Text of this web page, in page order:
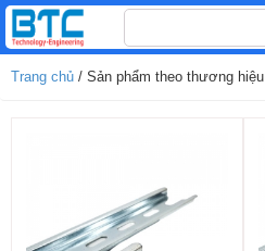
Tìm
kiếm
Trang chủ / Sản phẩm theo thương hiệu